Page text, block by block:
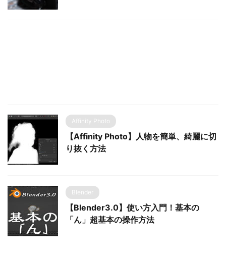
Affinity Photo
【Affinity Photo】人物を簡単、綺麗に切
り抜く方法
Blender
【Blender3.0】使い方入門！基本の
「ん」超基本の操作方法